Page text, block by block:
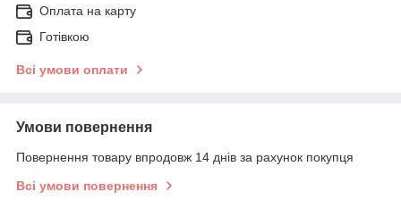
Оплата на карту
Готівкою
Всі умови оплати
Умови повернення
Повернення товару впродовж 14 днів за рахунок покупця
Всі умови повернення